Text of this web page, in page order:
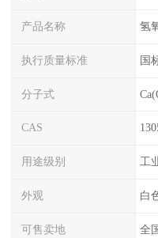
产品名称 氢
执行质量标准 国
分子式
CAS
用途级别 工
外观 白
可售卖地 全